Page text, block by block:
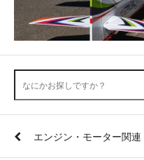
エンジン・モーター関連